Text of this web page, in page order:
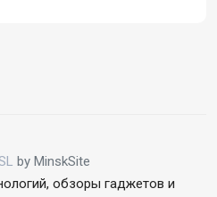
by MinskSite
обзоры гаджетов и